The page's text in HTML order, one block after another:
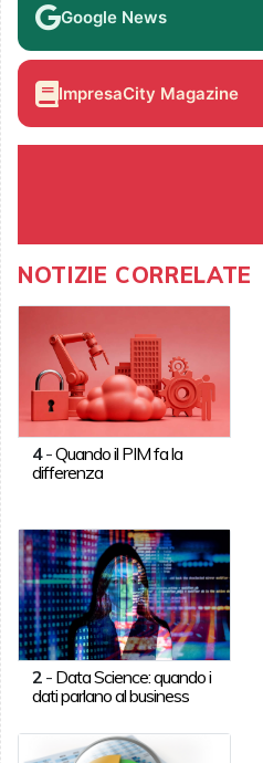
Google News
ImpresaCity Magazine
NOTIZIE CORRELATE
4-Quando il PIM fa la
differenza
2- Data Science: quando i
dati parlano al business